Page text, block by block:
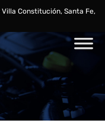
Constitución, Santa Fe,